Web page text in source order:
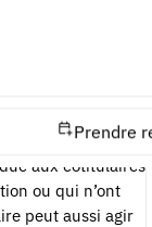
Prendre
à son profit,
aux cotitulaires
ou qui n’ont
peut aussi agir